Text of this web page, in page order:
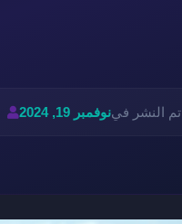
تم النشر فينوفمبر 19, 2024